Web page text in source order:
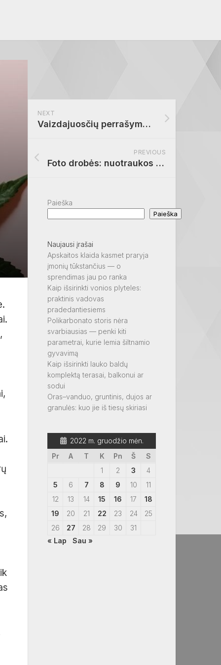
NEXT
Vaizdajuosčių perrašymo galimybės
PREVIOUS
Foto drobės: nuotraukos pasirinkimas
Paieška
Paieška
Naujausi įrašai
Apskaitos klaida kasmet praryja
įmonių tūkstančius — o
sprendimas jau po ranka
Kaip išsirinkti vonios plyteles:
praktinis vadovas
pradedantiesiems
Polikarbonato storis nėra
svarbiausias — penki kiti
parametrai, kurie lemia šiltnamio
gyvavimą
Kaip išsirinkti lauko baldų
komplektą terasai, balkonui ar
sodui
Oras–vanduo, gruntinis, dujos ar
granulės: kuo jie iš tiesų skiriasi
2022 m. gruodžio mėn.
Pr
A T K Pn Š
S
1
2 3
4
5
6 7 8 9 10
11
12
13 14 15 16 17
18
19
20 21 22 23 24
25
26
27 28 29 30
31
« Lap
Sau »